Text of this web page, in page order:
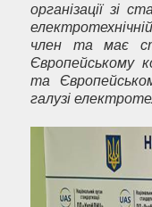
організації зі
член та має
Європейському
та
галузі